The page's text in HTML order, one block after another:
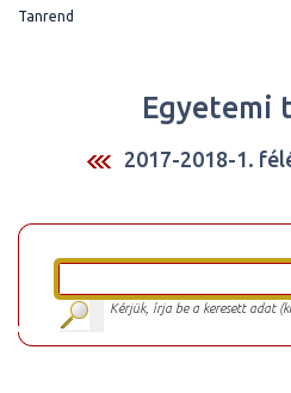
Tanrend
Egyetemi
2017-2018-1.
Kérjük, írja be a keresett adat